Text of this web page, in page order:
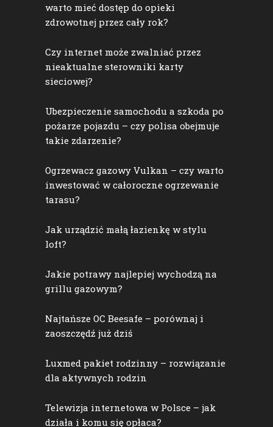
warto mieć dostęp do opieki
zdrowotnej przez cały rok?
Czy internet może zwalniać przez
nieaktualne sterowniki karty
sieciowej?
Ubezpieczenie samochodu a szkoda po
pożarze pojazdu – czy polisa obejmuje
takie zdarzenie?
Ogrzewacz gazowy Vulkan – czy warto
inwestować w całoroczne ogrzewanie
tarasu?
Jak urządzić małą łazienkę w stylu
loft?
Jakie potrawy najlepiej wychodzą na
grillu gazowym?
Najtańsze OC Beesafe – porównaj i
zaoszczędź już dziś
Luxmed pakiet rodzinny – rozwiązanie
dla aktywnych rodzin
Telewizja internetowa w Polsce – jak
działa i komu się opłaca?